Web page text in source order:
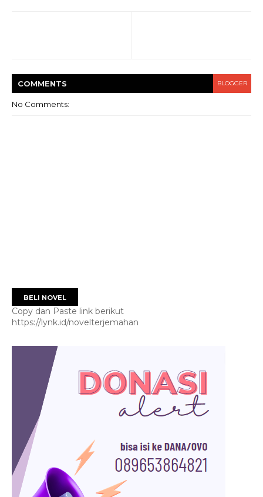
COMMENTS BLOGGER
No Comments:
BELI NOVEL
Copy dan Paste link berikut
https://lynk.id/novelterjemahan